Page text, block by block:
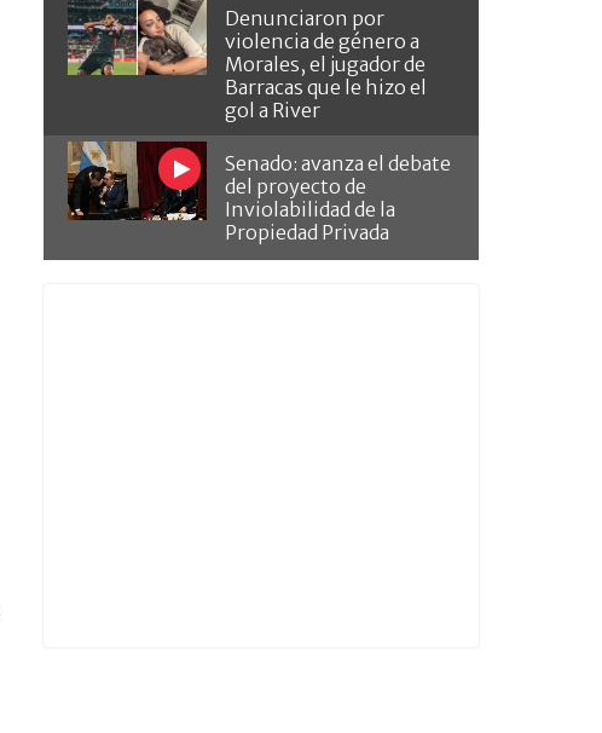
Denunciaron por
violencia de género a
Morales, el jugador de
Barracas que le hizo el
gol a River
Senado: avanza el debate
del proyecto de
Inviolabilidad de la
Propiedad Privada